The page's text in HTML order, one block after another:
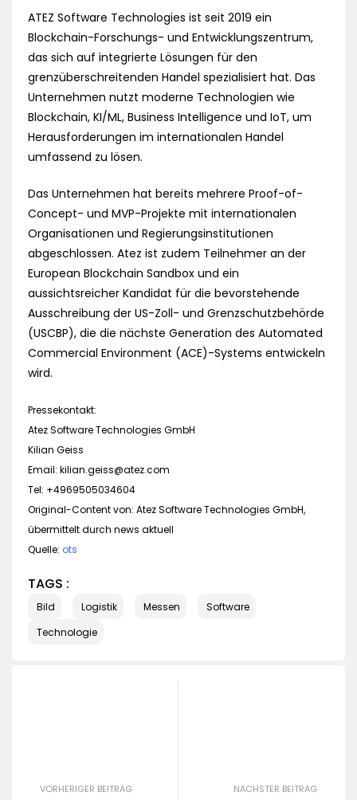
ATEZ Software Technologies ist seit 2019 ein
Blockchain-Forschungs- und Entwicklungszentrum,
das sich auf integrierte Lösungen für den
grenzüberschreitenden Handel spezialisiert hat. Das
Unternehmen nutzt moderne Technologien wie
Blockchain, KI/ML, Business Intelligence und IoT, um
Herausforderungen im internationalen Handel
umfassend zu lösen.
Das Unternehmen hat bereits mehrere Proof-of-
Concept- und MVP-Projekte mit internationalen
Organisationen und Regierungsinstitutionen
abgeschlossen. Atez ist zudem Teilnehmer an der
European Blockchain Sandbox und ein
aussichtsreicher Kandidat für die bevorstehende
Ausschreibung der US-Zoll- und Grenzschutzbehörde
(USCBP), die die nächste Generation des Automated
Commercial Environment (ACE)-Systems entwickeln
wird.
Pressekontakt:
Atez Software Technologies GmbH
Kilian Geiss
Email: kilian.geiss@atez.com
Tel: +4969505034604
Original-Content von: Atez Software Technologies GmbH,
übermittelt durch news aktuell
Quelle: ots
TAGS :
Bild Logistik Messen
Software
Technologie
VORHERIGER BEITRAG NÄCHSTER BEITRAG